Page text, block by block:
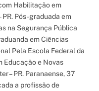
Habilitação em
PR. Pós-graduada em
na Segurança Pública
em Ciências
Pela Escola Federal da
Educação e Novas
– PR. Paranaense, 37
a profissão de